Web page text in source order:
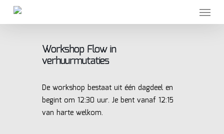
Skip
Menu
Workshop Flow in
verhuurmutaties
De workshop bestaat uit één dagdeel en
begint om 12:30 uur. Je bent vanaf 12:15
van harte welkom.